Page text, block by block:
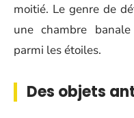
moitié. Le genre de
une chambre
parmi les étoiles.
Des objets